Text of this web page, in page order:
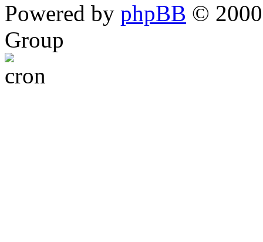
Powered by phpBB ©
Group